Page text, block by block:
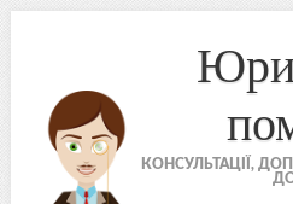
КОНСУЛЬТАЦІЇ,